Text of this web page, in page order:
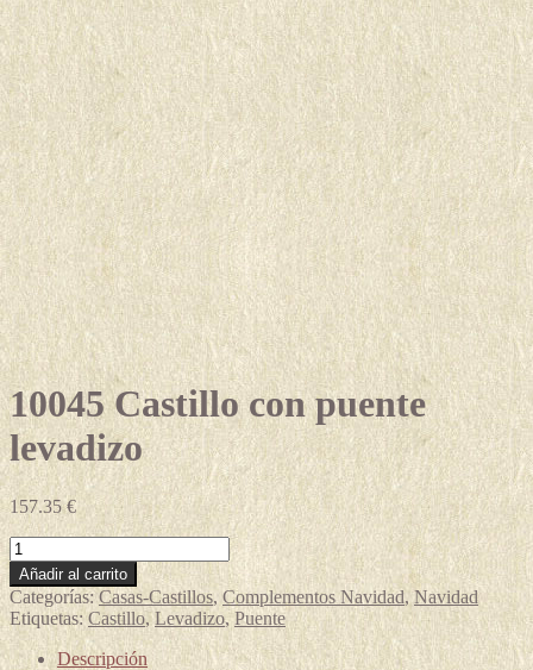
10045 Castillo con puente
levadizo
157.35€
10045
Castillo
con
puente
levadizo
cantidad
Añadir al carrito
Categorías: Casas-Castillos, Complementos Navidad, Navidad
Etiquetas:Castillo,Levadizo,Puente
Descripción